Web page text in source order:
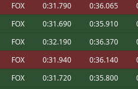
Ni de coña tango. Como mucho en una
y si tanto on-off
en una liga
Perdonar, estaba inscrito pero no pude
carrera. Encima me tocaba de 1º
Que va 10 de 10 el top 10!
FOX 0:31.790 0:36.065
FOX 0:31.690 0:35.910
FOX 0:32.190 0:36.370
FOX 0:31.940 0:36.140
FOX 0:31.720 0:35.800